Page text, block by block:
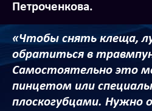
Петроченкова.
«Чтобы снять клеща,
обратиться в
Самостоятельно это
пинцетом или
плоскогубцами. Нужно